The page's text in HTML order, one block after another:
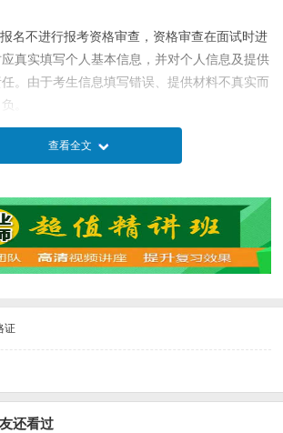
名不进行报考资格审查，资格审查在面试时进
真实填写个人基本信息，并对个人信息及提供
。由于考生信息填写错误、提供材料不真实而
。
员，5年内不得报名参加考试;受到剥夺政治权
有期徒刑以上刑事处罚的，不得报名参加考试。
老师18627125365（微信同号）
查看全文
证
还看过